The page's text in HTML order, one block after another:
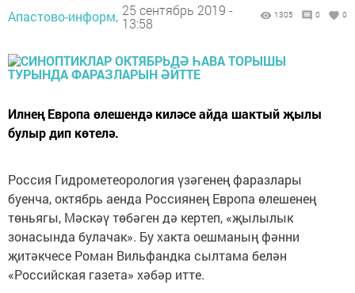
Апастово-информ, 25 сентябрь 2019 -
13:58
1305 0 0
Илнең Европа өлешендә киләсе айда шактый җылы
булыр дип көтелә.
Россия Гидрометеорология үзәгенең фаразлары
буенча, октябрь аенда Россиянең Европа өлешенең
төньягы, Мәскәү төбәген дә кертеп, «җылылык
зонасында булачак». Бу хакта оешманың фәнни
җитәкчесе Роман Вильфандка сылтама белән
«Российская газета» хәбәр итте.